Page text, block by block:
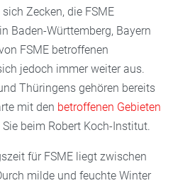
Zecken, die FSME
Baden-Württemberg, Bayern
FSME betroffenen
jedoch immer weiter aus.
Thüringens gehören bereits
mit den betroffenen Gebieten
beim Robert Koch-Institut.
für FSME liegt zwischen
milde und feuchte Winter